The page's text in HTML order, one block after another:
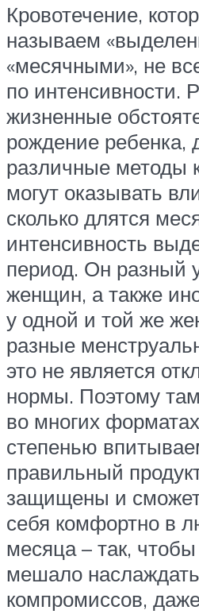
Кровотечение,
называем
«месячными», не
по интенсивности.
жизненные
рождение ребенка,
различные методы
могут оказывать
сколько длятся
интенсивность
период. Он разный
женщин, а также
у одной и той же
разные
это не является
нормы. Поэтому
во многих
степенью
правильный
защищены и
себя комфортно в
месяца – так,
мешало
компромиссов,